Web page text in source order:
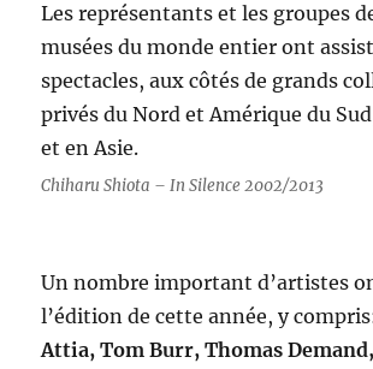
Les représentants et les groupes
musées du monde entier ont
spectacles, aux côtés de grands
privés du Nord et Amérique du
et en Asie.
Chiharu Shiota – In Silence 2002/2013
Un nombre important d’artistes
l’édition de cette année, y
Attia, Tom Burr, Thomas